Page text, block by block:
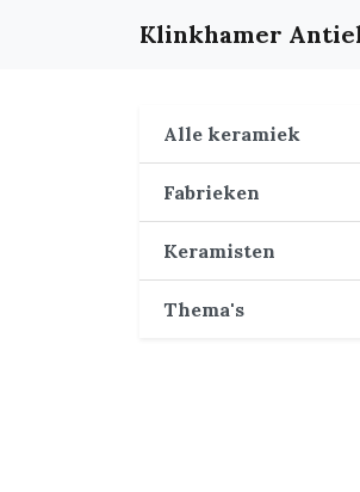
Klinkhamer
Alle keramiek
Fabrieken
Keramisten
Thema's